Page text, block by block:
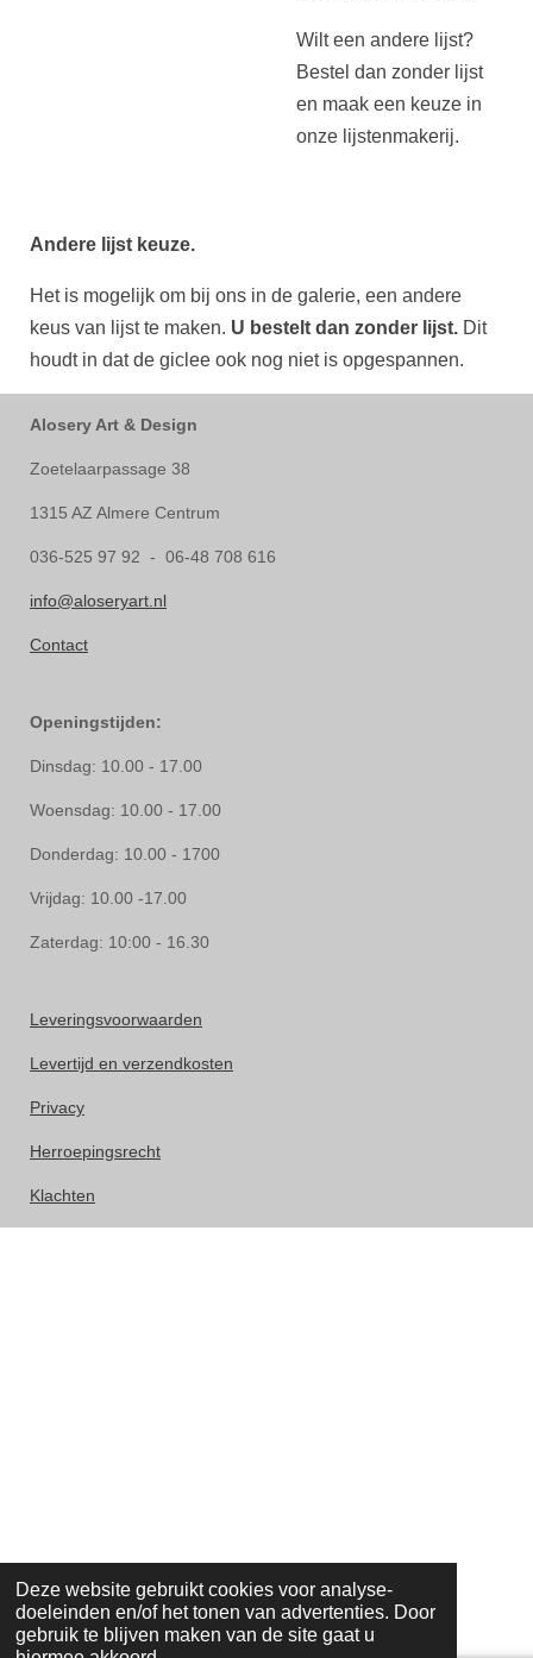
Deze website gebruikt cookies voor analyse-
doeleinden en/of het tonen van advertenties. Door
gebruik te blijven maken van de site gaat u
Wilt een andere lijst?
Bestel dan zonder lijst
en maak een keuze in
onze lijstenmakerij.
Andere lijst keuze.
Het is mogelijk om bij ons in de galerie, een andere
keus van lijst te maken. U bestelt dan zonder lijst. Dit
houdt in dat de giclee ook nog niet is opgespannen.
Alosery Art & Design
Zoetelaarpassage 38
1315 AZ Almere Centrum
036-525 97 92 - 06-48 708 616
info@aloseryart.nl
Contact
Openingstijden:
Dinsdag: 10.00 - 17.00
Woensdag: 10.00 - 17.00
Donderdag: 10.00 - 1700
Vrijdag: 10.00 -17.00
Zaterdag: 10:00 - 16.30
Leveringsvoorwaarden
Levertijd en verzendkosten
Privacy
Herroepingsrecht
Klachten